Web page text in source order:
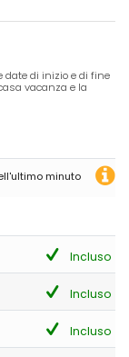
date di inizio e di fine
vacanza e la
minuto
Incluso
Incluso
Incluso